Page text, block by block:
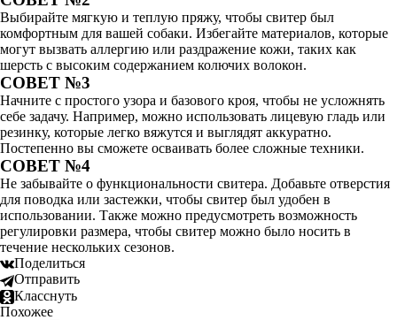
Выбирайте мягкую и теплую пряжу, чтобы свитер был
комфортным для вашей собаки. Избегайте материалов, которые
могут вызвать аллергию или раздражение кожи, таких как
шерсть с высоким содержанием колючих волокон.
СОВЕТ №3
Начните с простого узора и базового кроя, чтобы не усложнять
себе задачу. Например, можно использовать лицевую гладь или
резинку, которые легко вяжутся и выглядят аккуратно.
Постепенно вы сможете осваивать более сложные техники.
СОВЕТ №4
Не забывайте о функциональности свитера. Добавьте отверстия
для поводка или застежки, чтобы свитер был удобен в
использовании. Также можно предусмотреть возможность
регулировки размера, чтобы свитер можно было носить в
течение нескольких сезонов.
Поделиться
Отправить
Класснуть
Похожее